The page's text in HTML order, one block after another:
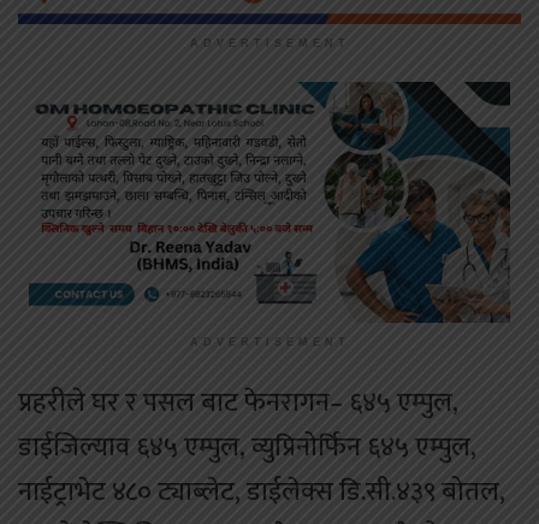
ADVERTISEMENT
ADVERTISEMENT
प्रहरीले घर र पसल बाट फेनरागन– ६४५ एम्पुल,
डाईजिल्याव ६४५ एम्पुल, व्युप्रिनोर्फिन ६४५ एम्पुल,
नाईट्राभेट ४८० ट्याब्लेट, डाईलेक्स डि.सी.४३९ बोतल,